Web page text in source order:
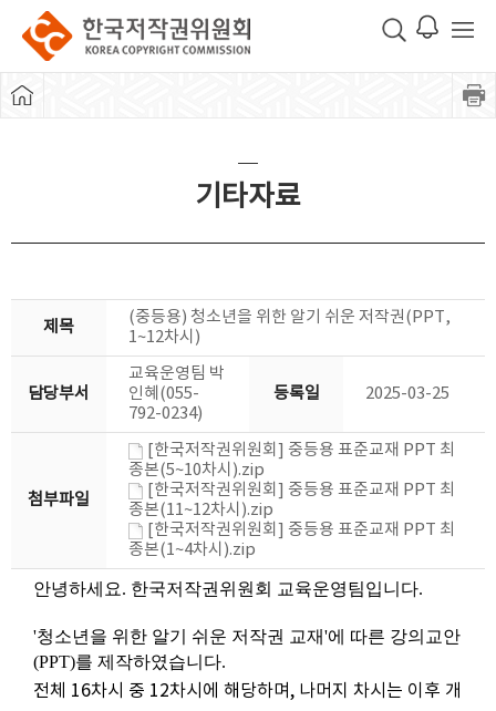
기타자료
제목
(중등용) 청소년을 위한 알기 쉬운 저작권(PPT,
1~12차시)
담당부서
교육운영팀 박
인혜(055-
792-0234)
등록일 2025-03-25
첨부파일
[한국저작권위원회] 중등용 표준교재 PPT 최
종본(5~10차시).zip
[한국저작권위원회] 중등용 표준교재 PPT 최
종본(11~12차시).zip
[한국저작권위원회] 중등용 표준교재 PPT 최
종본(1~4차시).zip
안녕하세요. 한국저작권위원회 교육운영팀입니다.
'청소년을 위한 알기 쉬운 저작권 교재'에 따른 강의교안
(PPT)를 제작하였습니다.
전체 16차시 중 12차시에 해당하며, 나머지 차시는 이후 개